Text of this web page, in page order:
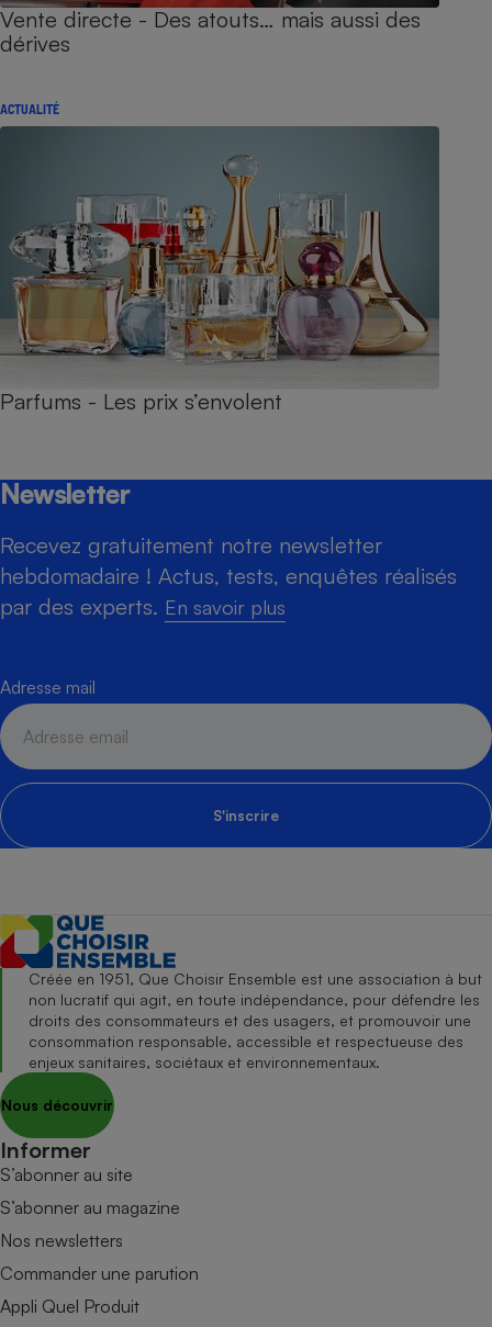
Vente directe - Des atouts… mais aussi des
dérives
ACTUALITÉ
Parfums - Les prix s’envolent
Newsletter
Recevez gratuitement notre newsletter
hebdomadaire ! Actus, tests, enquêtes réalisés
par des experts. En savoir plus
Adresse mail
S'inscrire
Créée en 1951, Que Choisir Ensemble est une association à but
non lucratif qui agit, en toute indépendance, pour défendre les
droits des consommateurs et des usagers, et promouvoir une
consommation responsable, accessible et respectueuse des
enjeux sanitaires, sociétaux et environnementaux.
Nous découvrir
Informer
S’abonner au site
S’abonner au magazine
Nos newsletters
Commander une parution
Appli Quel Produit